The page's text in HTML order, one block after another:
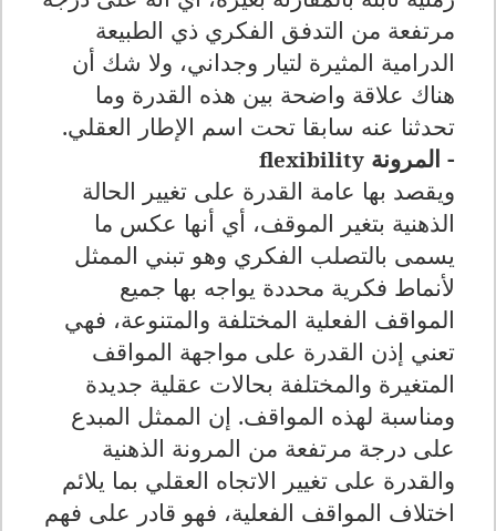
مرتفعة من التدفق الفكري ذي الطبيعة
الدرامية المثيرة لتيار وجداني، ولا شك أن
هناك علاقة واضحة بين هذه القدرة وما
تحدثنا عنه سابقا تحت اسم الإطار العقلي.
- المرونة flexibility
ويقصد بها عامة القدرة على تغيير الحالة
الذهنية بتغير الموقف، أي أنها عكس ما
يسمى بالتصلب الفكري وهو تبني الممثل
لأنماط فكرية محددة يواجه بها جميع
المواقف الفعلية المختلفة والمتنوعة، فهي
تعني إذن القدرة على مواجهة المواقف
المتغيرة والمختلفة بحالات عقلية جديدة
ومناسبة لهذه المواقف. إن الممثل المبدع
على درجة مرتفعة من المرونة الذهنية
والقدرة على تغيير الاتجاه العقلي بما يلائم
اختلاف المواقف الفعلية، فهو قادر على فهم